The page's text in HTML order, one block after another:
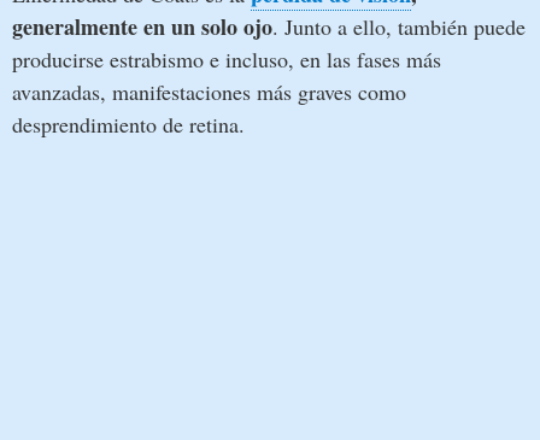
generalmente en un solo ojo. Junto a ello, también puede
producirse estrabismo e incluso, en las fases más
avanzadas, manifestaciones más graves como
desprendimiento de retina.